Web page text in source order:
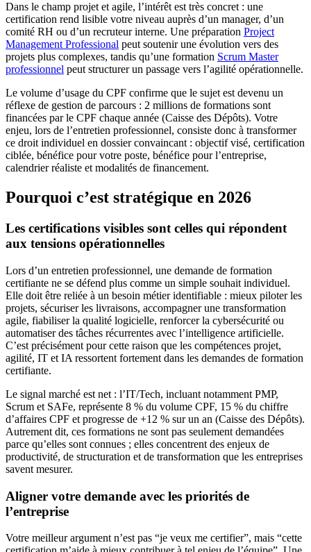
Dans le champ projet et agile, l’intérêt est très concret : une
certification rend lisible votre niveau auprès d’un manager, d’un
comité RH ou d’un recruteur interne. Une préparation Project
Management Professional peut soutenir une évolution vers des
projets plus complexes, tandis qu’une formation Scrum Master
professionnel peut structurer un passage vers l’agilité opérationnelle.
Le volume d’usage du CPF confirme que le sujet est devenu un
réflexe de gestion de parcours : 2 millions de formations sont
financées par le CPF chaque année (Caisse des Dépôts). Votre
enjeu, lors de l’entretien professionnel, consiste donc à transformer
ce droit individuel en dossier convaincant : objectif visé, certification
ciblée, bénéfice pour votre poste, bénéfice pour l’entreprise,
calendrier réaliste et modalités de financement.
Pourquoi c’est stratégique en 2026
Les certifications visibles sont celles qui répondent
aux tensions opérationnelles
Lors d’un entretien professionnel, une demande de formation
certifiante ne se défend plus comme un simple souhait individuel.
Elle doit être reliée à un besoin métier identifiable : mieux piloter les
projets, sécuriser les livraisons, accompagner une transformation
agile, fiabiliser la qualité logicielle, renforcer la cybersécurité ou
automatiser des tâches récurrentes avec l’intelligence artificielle.
C’est précisément pour cette raison que les compétences projet,
agilité, IT et IA ressortent fortement dans les demandes de formation
certifiante.
Le signal marché est net : l’IT/Tech, incluant notamment PMP,
Scrum et SAFe, représente 8 % du volume CPF, 15 % du chiffre
d’affaires CPF et progresse de +12 % sur un an (Caisse des Dépôts).
Autrement dit, ces formations ne sont pas seulement demandées
parce qu’elles sont connues ; elles concentrent des enjeux de
productivité, de structuration et de transformation que les entreprises
savent mesurer.
Aligner votre demande avec les priorités de
l’entreprise
Votre meilleur argument n’est pas “je veux me certifier”, mais “cette